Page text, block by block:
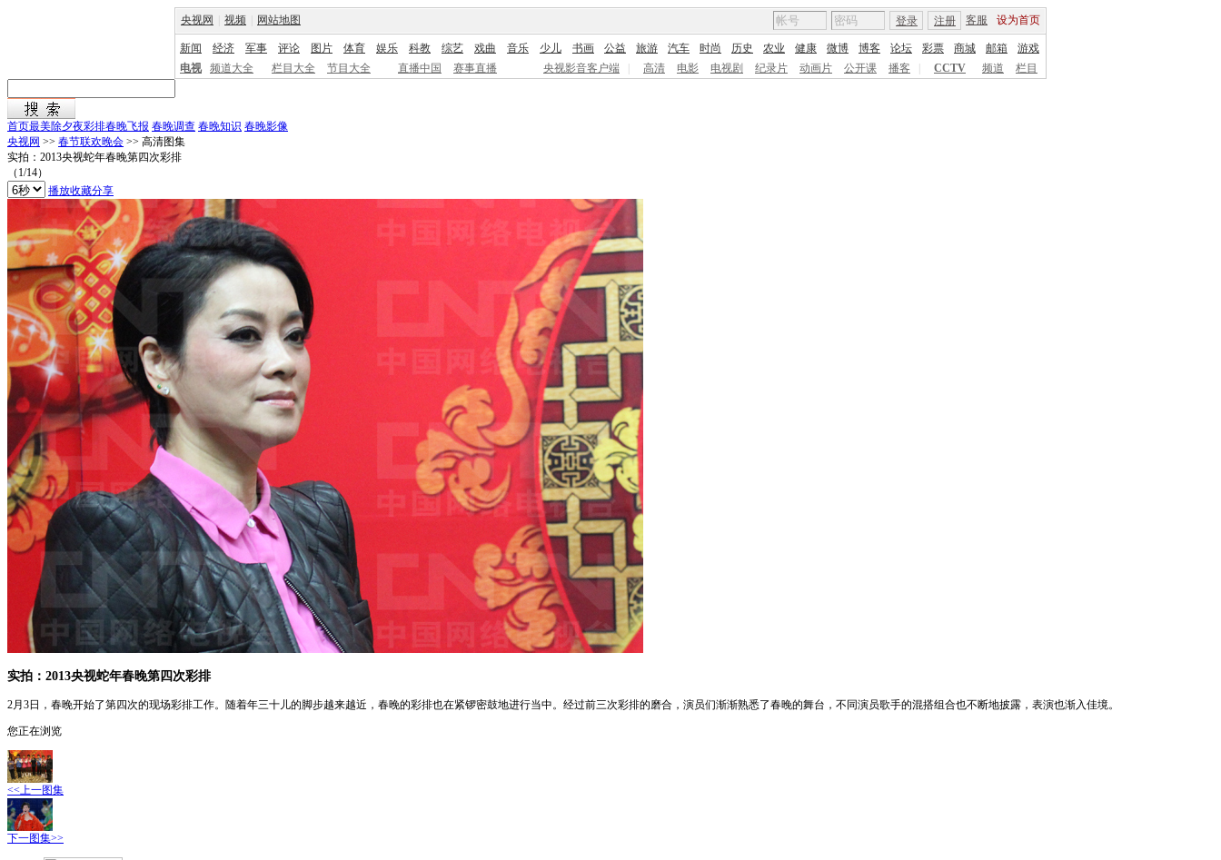
央视网 视频 网站地图 客服 设为首页
登录 注册
新闻 经济 军事 评论 图片 体育 娱乐 科教 综艺 戏曲 音乐 少儿 书画 公益 旅游 汽车 时尚 历史 农业 健康 微博 博客 论坛 彩票 商城 邮箱
游戏
电视
频道大全 栏目大全 节目大全 直播中国 赛事直播 央视影音客户端 高清 电影 电视剧 纪录片 动画片 公开课 播客 CCTV 频道 栏目
首页最美除夕夜彩排春晚飞报 春晚调查 春晚知识 春晚影像
央视网 >> 春节联欢晚会 >> 高清图集
实拍：2013央视蛇年春晚第四次彩排
（ 1/14）
播放收藏分享
实拍：2013央视蛇年春晚第四次彩排
2月3日，春晚开始了第四次的现场彩排工作。随着年三十儿的脚步越来越近，春晚的彩排也在紧锣密鼓地进行当中。经过前三次彩排的磨合，演员们渐渐熟悉了春晚的舞台，不同演员歌手的混搭组合也不断地披露，表演也渐入佳境。
您正在浏览
<<上一图集
下一图集>>